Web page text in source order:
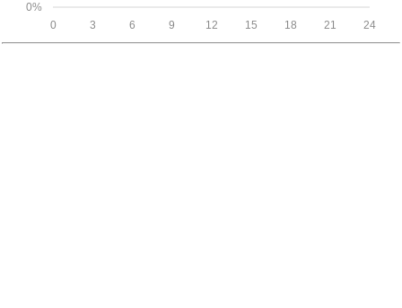
0%
24
21
18
15
12
9
6
3
0